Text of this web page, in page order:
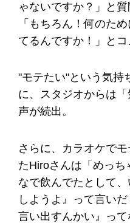
ゃないですか？」と
「もちろん！何のた
てるんですか！」とコ
"モテたい"という気持
に、スタジオからは
声が続出。
さらに、カラオケで
たHiroさんは「めっ
なで飲んでたとして
しようよ』って言い
言い出すんかい』っ